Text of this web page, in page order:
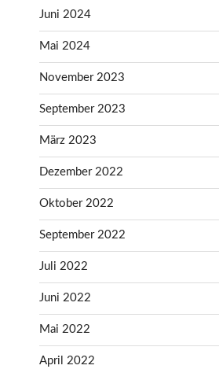
Juni 2024
Mai 2024
November 2023
September 2023
März 2023
Dezember 2022
Oktober 2022
September 2022
Juli 2022
Juni 2022
Mai 2022
April 2022